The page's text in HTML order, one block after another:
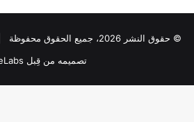
© حقوق النشر 2026، جميع الحقوق محفوظة |
تصميمه من قِبل TieLabs